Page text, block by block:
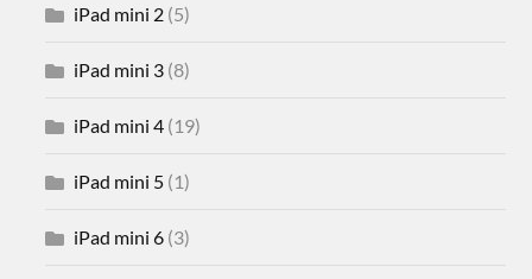
iPad mini 2 (5)
iPad mini 3 (8)
iPad mini 4 (19)
iPad mini 5 (1)
iPad mini 6 (3)